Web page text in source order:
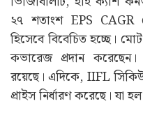
২৭ শতাংশ EPS CAGR
হিসেবে বিবেচিত হচ্ছে।
কভারেজ প্রদান করেছেন।
রয়েছে। এদিকে, IIFL
প্রাইস নির্ধারণ করেছে। যা